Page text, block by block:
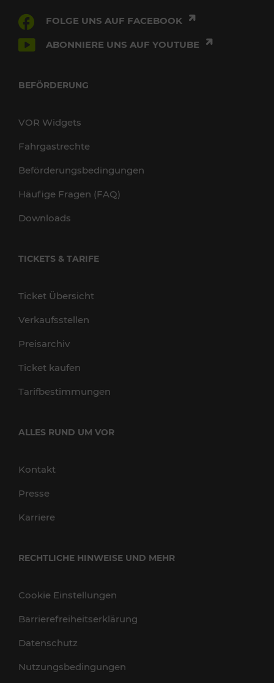
FOLGE UNS AUF FACEBOOK
ABONNIERE UNS AUF YOUTUBE
BEFÖRDERUNG
VOR Widgets
Fahrgastrechte
Beförderungsbedingungen
Häufige Fragen (FAQ)
Downloads
TICKETS & TARIFE
Ticket Übersicht
Verkaufsstellen
Preisarchiv
Ticket kaufen
Tarifbestimmungen
ALLES RUND UM VOR
Kontakt
Presse
Karriere
RECHTLICHE HINWEISE UND MEHR
Cookie Einstellungen
Barrierefreiheitserklärung
Datenschutz
Nutzungsbedingungen